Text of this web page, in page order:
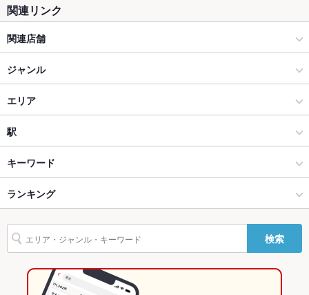
テラス席
貸切
設備
Wi-Fi 未確認
バリアフリ
駐車場 なし
その他設備 －
その他
飲み放題
あり ：生ビール、サワー、果実酒など豊富な種類の飲み放題☆
クーポンで120分1628円♪
食べ放題 なし
関連リンク
関連店舗
博多餃子舎 603
大衆炭火焼肉ジンギスカン ホルモン酒場 風土. 札幌駅前店
焼肉ホルモン 風土. 本店
かすうどん 風土．
（そば・地鶏・牡蠣）かすそば 風土.本店
ジャンル
居酒屋
和風
札幌（札幌駅・大通） × 居酒屋
札幌（札幌駅・大通） × 和風
札幌駅 × 居酒屋
札幌駅 × 和風
エリア
札幌駅
札幌駅 × 居酒屋
札幌駅 × 和風
北海道
北海道 × 居酒屋
北海道 × 和風
駅
さっぽろ駅
札幌駅
キーワード
手羽先 からあげ
小籠包 チャーハン 麻婆豆腐
ランキング
北海道のグルメランキング
北海道の居酒屋ランキング
札幌（札幌駅・大通）のグルメランキング
検索